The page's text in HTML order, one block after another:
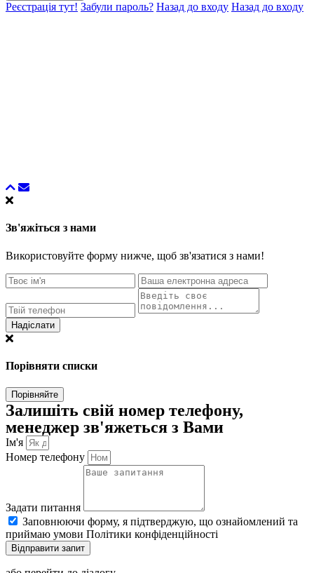
Реєстрація тут! Забули пароль? Назад до входу Назад до входу
Зв'яжіться з нами
Використовуйте форму нижче, щоб зв'язатися з нами!
Надіслати
Порівняти списки
Порівняйте
Залишіть свій номер телефону,
менеджер зв'яжеться з Вами
Ім'я
Номер телефону
Задати питання
Заповнюючи форму, я підтверджую, що ознайомлений та
приймаю умови Політики конфіденційності
Відправити запит